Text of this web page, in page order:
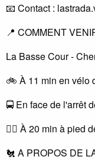
📧 Contact :
📍 COMMENT
La Basse Cour -
🚲 À 11 min en vélo
🚍 En face de l'arrêt
🚶‍♂️ À 20 min à pied
🐔 A PROPOS DE